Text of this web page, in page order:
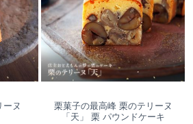
ーヌ
栗菓子の最高峰 栗のテリーヌ
「天」 栗 パウンドケーキ